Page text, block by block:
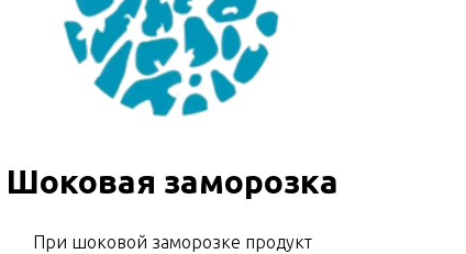
Шоковая заморозка
При шоковой заморозке продукт